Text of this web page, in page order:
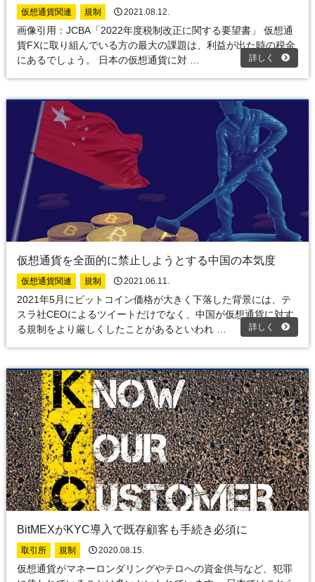
仮想通貨関連 規制 2021.08.12.
画像引用：JCBA「2022年度税制改正に関する要望書」 仮想通
貨FXに取り組んでいる方の最大の課題は、利益が出た時の税金
にあるでしょう。 日本の仮想通貨に対 …
詳しく
仮想通貨を全面的に禁止しようとする中国の本気度
仮想通貨関連 規制 2021.06.11.
2021年5月にビットコイン価格が大きく下落した背景には、テ
スラ社CEOによるツイートだけでなく、中国が仮想通貨に対す
る規制をより厳しくしたことがあるといわれ …
詳しく
BitMEXがKYC導入で既存顧客も手続き必須に
取引所 規制 2020.08.15.
仮想通貨がマネーロンダリングやテロへの資金供与など、犯罪